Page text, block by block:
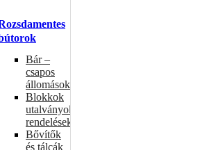
Bár –
csapos
állomások
Blokkok
utalványokhoz,
rendelésekhez
Bővítők
és tálcák